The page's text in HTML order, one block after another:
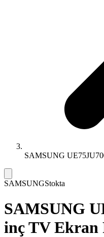
SAMSUNG
SAMSUNGStokta
SAMSUNG
inç TV Ekran